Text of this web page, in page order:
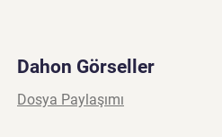
Dahon Görseller
Dosya Paylaşımı